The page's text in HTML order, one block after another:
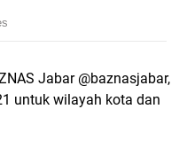
Jabar @baznasjabar,
untuk wilayah kota dan